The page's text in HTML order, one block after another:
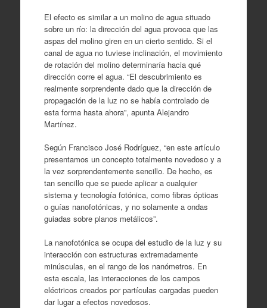
El efecto es similar a un molino de agua situado
sobre un río: la dirección del agua provoca que las
aspas del molino giren en un cierto sentido. Si el
canal de agua no tuviese inclinación, el movimiento
de rotación del molino determinaría hacia qué
dirección corre el agua. “El descubrimiento es
realmente sorprendente dado que la dirección de
propagación de la luz no se había controlado de
esta forma hasta ahora”, apunta Alejandro
Martínez.
Según Francisco José Rodríguez, “en este artículo
presentamos un concepto totalmente novedoso y a
la vez sorprendentemente sencillo. De hecho, es
tan sencillo que se puede aplicar a cualquier
sistema y tecnología fotónica, como fibras ópticas
o guías nanofotónicas, y no solamente a ondas
guiadas sobre planos metálicos”.
La nanofotónica se ocupa del estudio de la luz y su
interacción con estructuras extremadamente
minúsculas, en el rango de los nanómetros. En
esta escala, las interacciones de los campos
eléctricos creados por partículas cargadas pueden
dar lugar a efectos novedosos.